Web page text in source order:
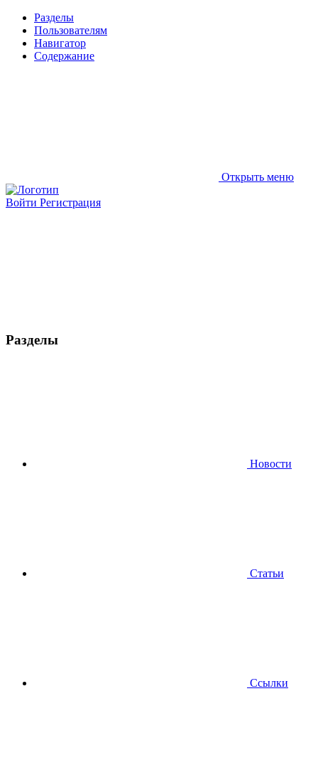
Разделы
Пользователям
Навигатор
Содержание
Открыть меню
Войти Регистрация
Разделы
Новости
Статьи
Ссылки